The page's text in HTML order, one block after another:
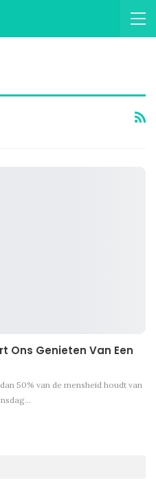
Ons Genieten Van Een
50% van de mensheid houdt van